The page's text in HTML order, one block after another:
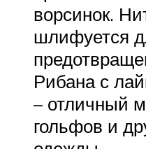
ворсинок.
шлифуется
Рибана с
– отличный
гольфов и